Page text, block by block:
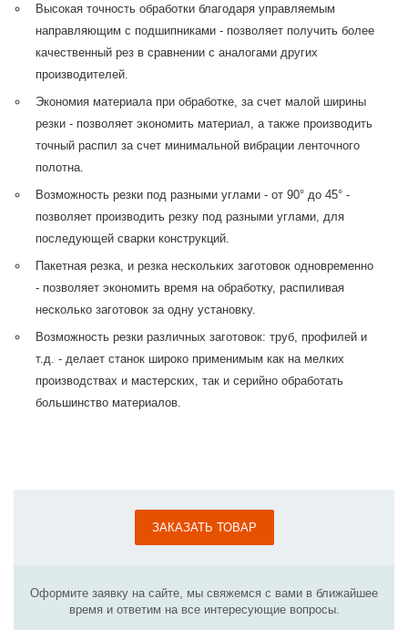
Высокая точность обработки благодаря управляемым
направляющим с подшипниками - позволяет получить более
качественный рез в сравнении с аналогами других
производителей.
Экономия материала при обработке, за счет малой ширины
резки - позволяет экономить материал, а также производить
точный распил за счет минимальной вибрации ленточного
полотна.
Возможность резки под разными углами - от 90° до 45° -
позволяет производить резку под разными углами, для
последующей сварки конструкций.
Пакетная резка, и резка нескольких заготовок одновременно
- позволяет экономить время на обработку, распиливая
несколько заготовок за одну установку.
Возможность резки различных заготовок: труб, профилей и
т.д. - делает станок широко применимым как на мелких
производствах и мастерских, так и серийно обработать
большинство материалов.
ЗАКАЗАТЬ ТОВАР
Оформите заявку на сайте, мы свяжемся с вами в ближайшее
время и ответим на все интересующие вопросы.